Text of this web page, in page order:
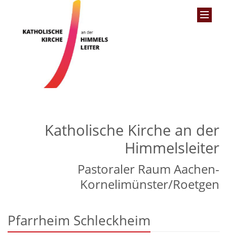
Katholische Kirche an der
Himmelsleiter
Pastoraler Raum Aachen-
Kornelimünster/Roetgen
Pfarrheim Schleckheim